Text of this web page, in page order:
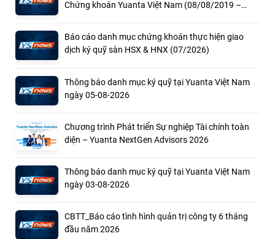
Chứng khoán Yuanta Việt Nam (08/08/2019 –
Báo cáo danh mục chứng khoán thực hiện giao
dịch ký quỹ sàn HSX & HNX (07/2026)
Thông báo danh mục ký quỹ tại Yuanta Việt Nam
ngày 05-08-2026
Chương trình Phát triển Sự nghiệp Tài chính toàn
diện – Yuanta NextGen Advisors 2026
Thông báo danh mục ký quỹ tại Yuanta Việt Nam
ngày 03-08-2026
CBTT_Báo cáo tình hình quản trị công ty 6 tháng
đầu năm 2026